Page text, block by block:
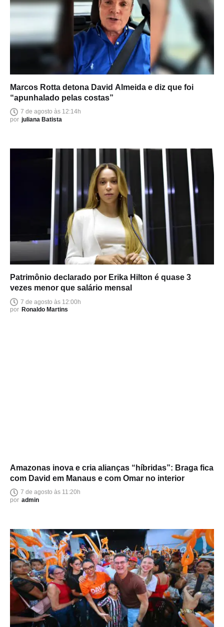
Marcos Rotta detona David Almeida e diz que foi
“apunhalado pelas costas”
7 de agosto às 12:14h
por juliana Batista
Patrimônio declarado por Erika Hilton é quase 3
vezes menor que salário mensal
7 de agosto às 12:00h
por Ronaldo Martins
Amazonas inova e cria alianças “híbridas”: Braga fica
com David em Manaus e com Omar no interior
7 de agosto às 11:20h
por admin